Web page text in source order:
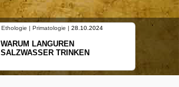
Ethologie | Primatologie | 28.10.2024
WARUM LANGUREN
SALZWASSER TRINKEN